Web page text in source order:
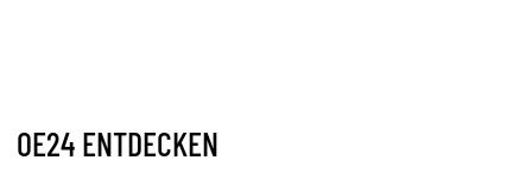
OE24 ENTDECKEN